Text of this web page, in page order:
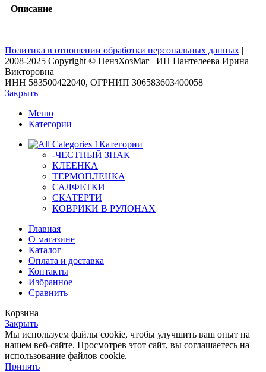
Описание
Политика в отношении обработки персональных данных |
2008-2025 Copyright © ПензХозМаг | ИП Пантелеева Ирина
Викторовна
ИНН 583500422040, ОГРНИП 306583603400058
Закрыть
Меню
Категории
Категории
-ЧЕСТНЫЙ ЗНАК
КЛЕЕНКА
ТЕРМОПЛЕНКА
САЛФЕТКИ
СКАТЕРТИ
КОВРИКИ В РУЛОНАХ
Главная
О магазине
Каталог
Оплата и доставка
Контакты
Избранное
Сравнить
Корзина
Закрыть
Мы используем файлы cookie, чтобы улучшить ваш опыт на
нашем веб-сайте. Просмотрев этот сайт, вы соглашаетесь на
использование файлов cookie.
Принять